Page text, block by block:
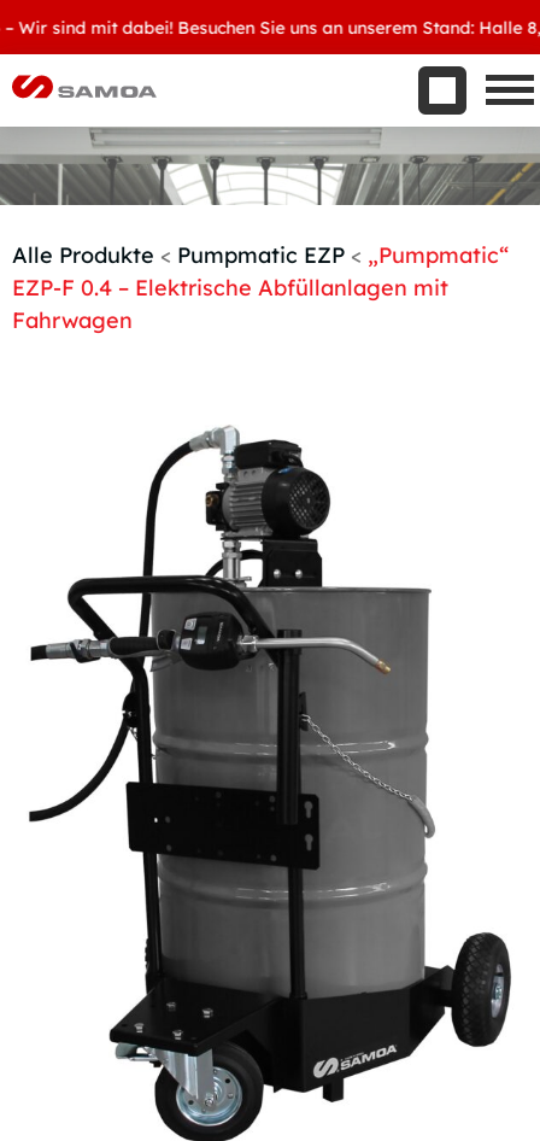
sind mit dabei! Besuchen Sie uns an unserem Stand: Halle 8,
Aktuelles
Kontakt
Handelspartner werden
Alle Produkte < Pumpmatic EZP < „Pumpmatic“
EZP-F 0.4 – Elektrische Abfüllanlagen mit
Fahrwagen